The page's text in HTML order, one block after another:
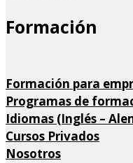
Formación
Formación para
Programas de
Idiomas (Inglés –
Cursos Privados
Nosotros